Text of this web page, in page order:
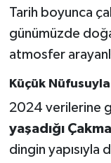
Tarih boyunca
günümüzde
atmosfer
Küçük
2024 verilerine
yaşadığı
dingin yapısıyla